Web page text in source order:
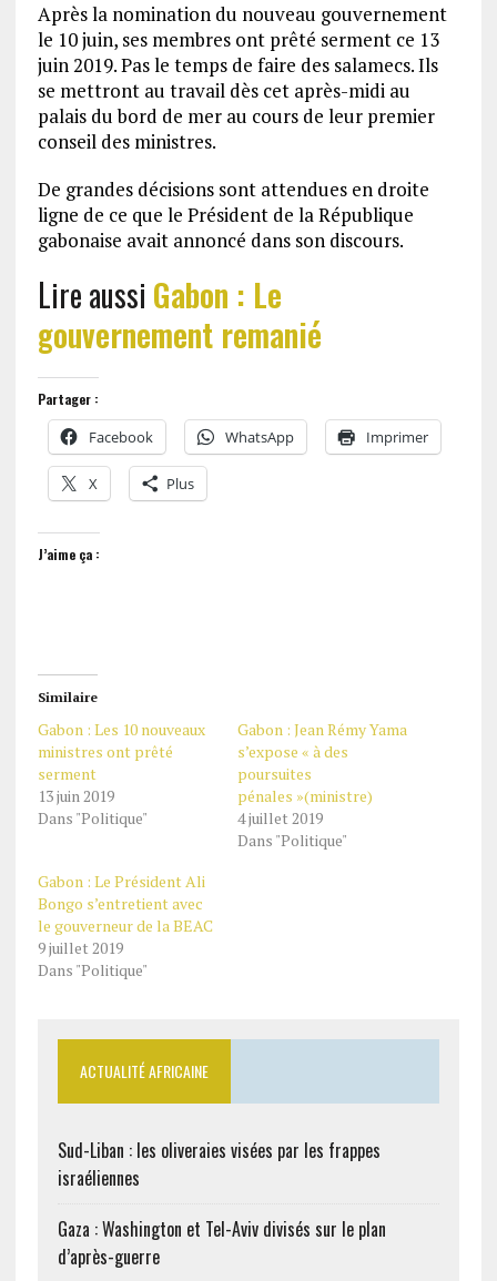
Après la nomination du nouveau gouvernement
le 10 juin, ses membres ont prêté serment ce 13
juin 2019. Pas le temps de faire des salamecs. Ils
se mettront au travail dès cet après-midi au
palais du bord de mer au cours de leur premier
conseil des ministres.
De grandes décisions sont attendues en droite
ligne de ce que le Président de la République
gabonaise avait annoncé dans son discours.
Lire aussi Gabon : Le
gouvernement remanié
Partager :
Facebook WhatsApp Imprimer
X Plus
J’aime ça :
Similaire
Gabon : Les 10 nouveaux
ministres ont prêté
serment
13 juin 2019
Dans "Politique"
Gabon : Jean Rémy Yama
s’expose « à des
poursuites
pénales »(ministre)
4 juillet 2019
Dans "Politique"
Gabon : Le Président Ali
Bongo s’entretient avec
le gouverneur de la BEAC
9 juillet 2019
Dans "Politique"
ACTUALITÉ AFRICAINE
Sud-Liban : les oliveraies visées par les frappes
israéliennes
Gaza : Washington et Tel-Aviv divisés sur le plan
d’après-guerre